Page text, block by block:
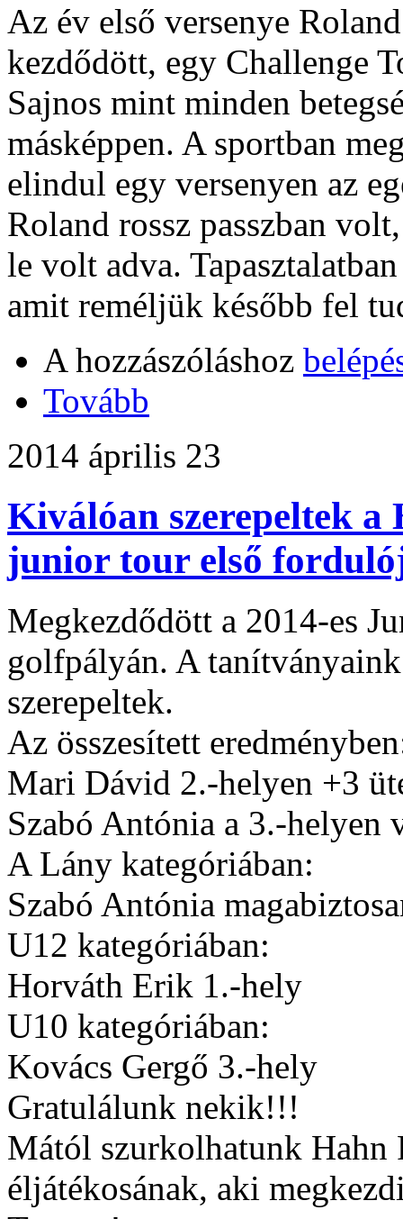
Az év első versenye
kezdődött, egy Challenge
Sajnos mint minden
másképpen. A sportban
elindul egy versenyen az
Roland rossz passzban
le volt adva.
amit reméljük később fel
A hozzászóláshoz
Tovább
2014 április 23
Kiválóan szerepeltek a
junior tour első
Megkezdődött a 2014-es
golfpályán. A
szerepeltek.
Az összesített
Mari Dávid 2.-helyen +3
Szabó Antónia a 3.-helyen
A Lány kategóriában:
Szabó Antónia
U12 kategóriában:
Horváth Erik 1.-hely
U10 kategóriában:
Kovács Gergő 3.-hely
Gratulálunk nekik!!!
Mától szurkolhatunk Hahn
éljátékosának, aki